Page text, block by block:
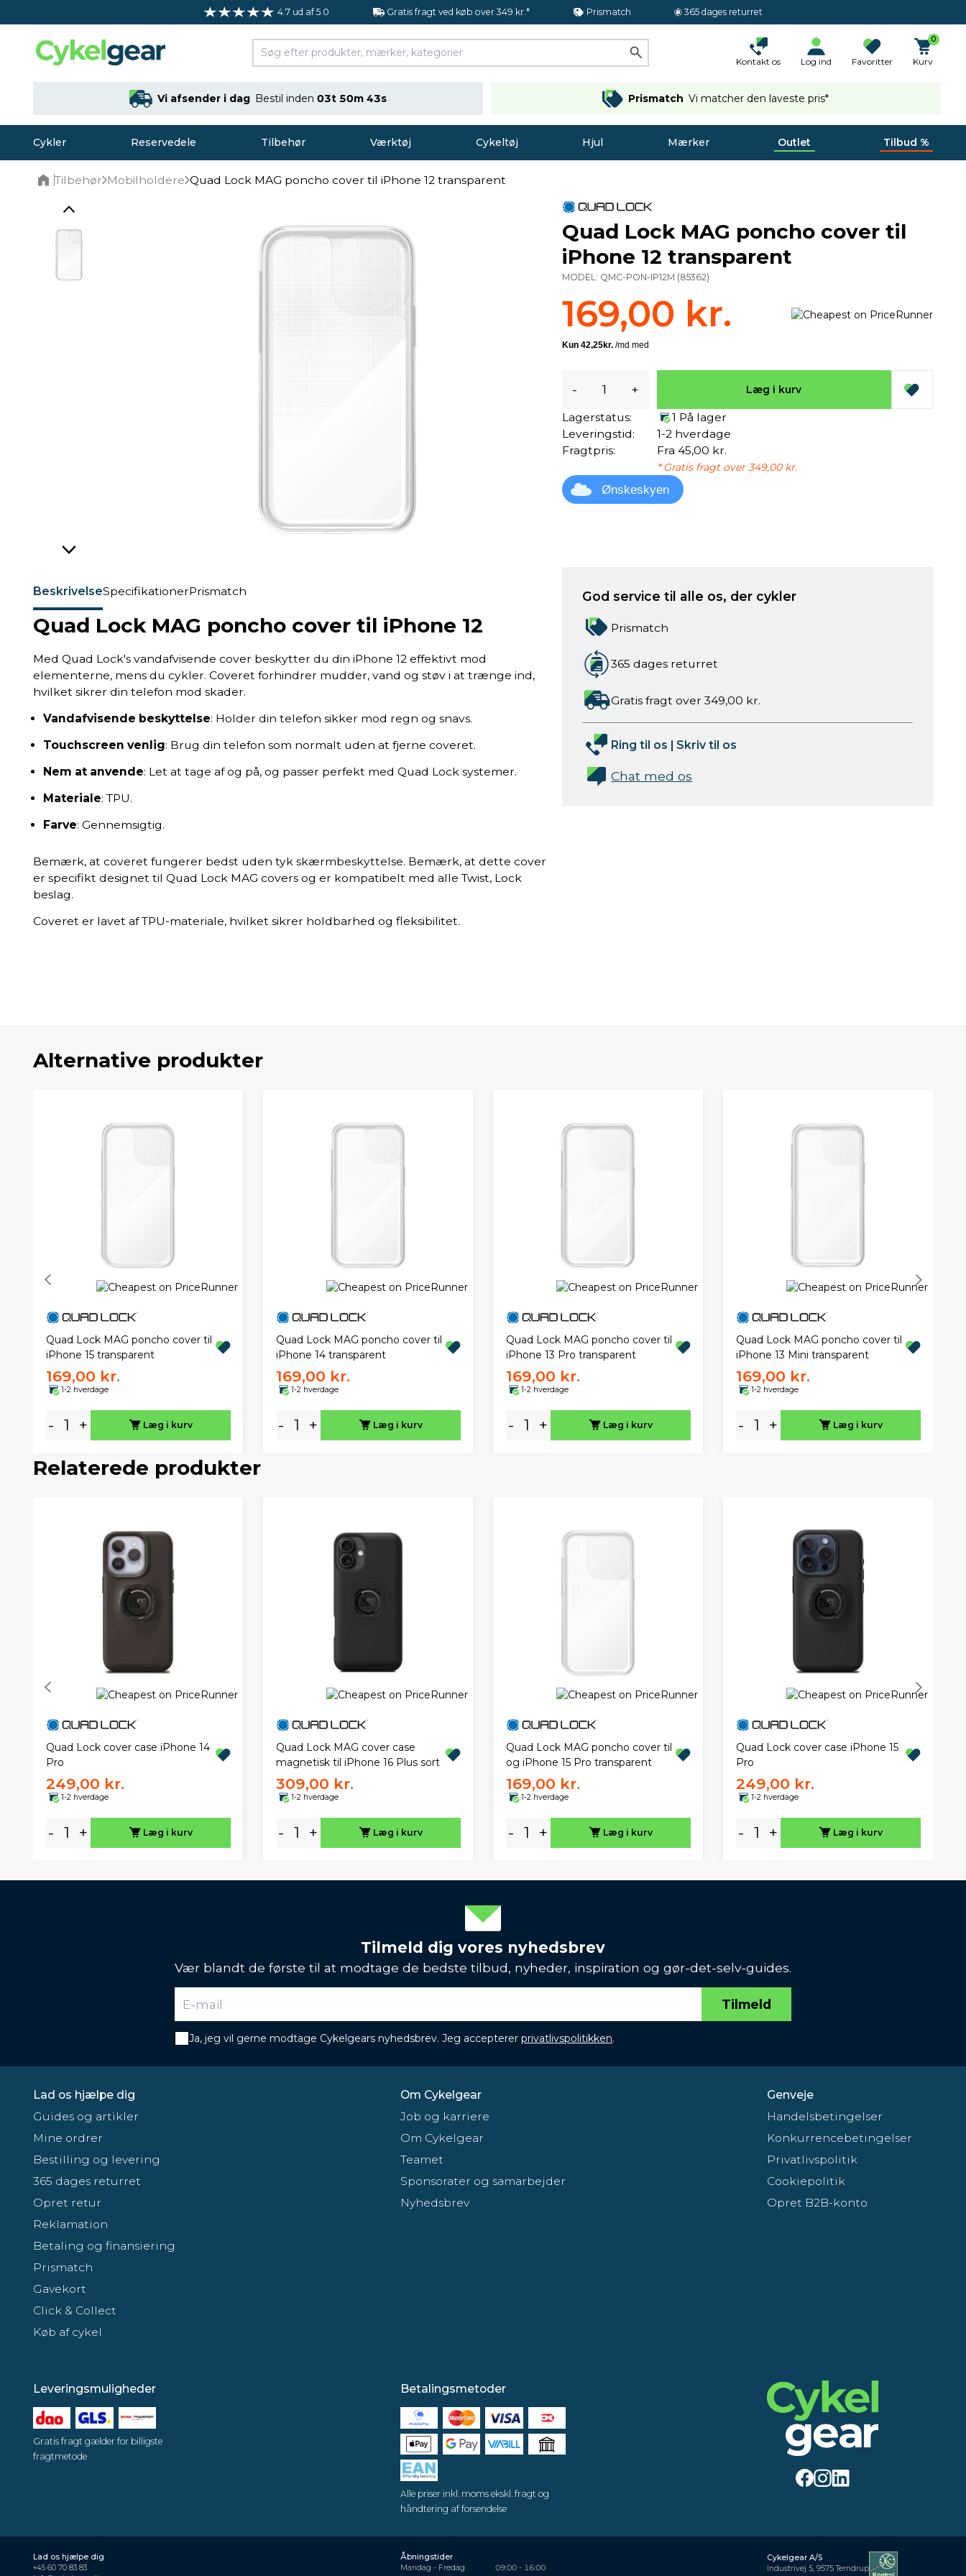
4.7 ud af 5.0 Gratis fragt ved køb over 349 kr.* Prismatch 365 dages returret
Kontakt os Log ind Favoritter
0
Kurv
Vi afsender i dag Bestil inden03t 50m 43s Prismatch Vi matcher den laveste pris*
Cykler Reservedele Tilbehør Værktøj Cykeltøj Hjul Mærker Outlet Tilbud %
Tilbehør Mobilholdere Quad Lock MAG poncho cover til iPhone 12 transparent
BeskrivelseSpecifikationerPrismatch
Quad Lock MAG poncho cover til iPhone 12
Med Quad Lock's vandafvisende cover beskytter du din iPhone 12 effektivt mod
elementerne, mens du cykler. Coveret forhindrer mudder, vand og støv i at trænge ind,
hvilket sikrer din telefon mod skader.
Vandafvisende beskyttelse: Holder din telefon sikker mod regn og snavs.
Touchscreen venlig: Brug din telefon som normalt uden at fjerne coveret.
Nem at anvende: Let at tage af og på, og passer perfekt med Quad Lock systemer.
Materiale: TPU.
Farve: Gennemsigtig.
Bemærk, at coveret fungerer bedst uden tyk skærmbeskyttelse. Bemærk, at dette cover
er specifikt designet til Quad Lock MAG covers og er kompatibelt med alle Twist, Lock
beslag.
Coveret er lavet af TPU-materiale, hvilket sikrer holdbarhed og fleksibilitet.
Quad Lock MAG poncho cover til
iPhone 12 transparent
MODEL: QMC-PON-IP12M (85362)
169,00 kr.
- + Læg i kurv
Lagerstatus:
1 På lager
Leveringstid:
1-2 hverdage
Fragtpris:
Fra 45,00 kr.
* Gratis fragt over 349,00 kr.
Ønskeskyen
God service til alle os, der cykler
Prismatch
365 dages returret
Gratis fragt over 349,00 kr.
Ring til os | Skriv til os
Chat med os
Alternative produkter
Quad Lock MAG poncho cover til
iPhone 15 transparent
169,00 kr.
1-2 hverdage
- + Læg i kurv
Quad Lock MAG poncho cover til
iPhone 14 transparent
169,00 kr.
1-2 hverdage
- + Læg i kurv
Quad Lock MAG poncho cover til
iPhone 13 Pro transparent
169,00 kr.
1-2 hverdage
- + Læg i kurv
Quad Lock MAG poncho cover til
iPhone 13 Mini transparent
169,00 kr.
1-2 hverdage
- + Læg i kurv
Relaterede produkter
Quad Lock cover case iPhone 14
Pro
249,00 kr.
1-2 hverdage
- + Læg i kurv
Quad Lock MAG cover case
magnetisk til iPhone 16 Plus sort
309,00 kr.
1-2 hverdage
- + Læg i kurv
Quad Lock MAG poncho cover til
og iPhone 15 Pro transparent
169,00 kr.
1-2 hverdage
- + Læg i kurv
Quad Lock cover case iPhone 15
Pro
249,00 kr.
1-2 hverdage
- + Læg i kurv
Tilmeld dig vores nyhedsbrev
Vær blandt de første til at modtage de bedste tilbud, nyheder, inspiration og gør-det-selv-guides.
Tilmeld
Ja, jeg vil gerne modtage Cykelgears nyhedsbrev. Jeg accepterer privatlivspolitikken.
Lad os hjælpe dig
Guides og artikler
Mine ordrer
Bestilling og levering
365 dages returret
Opret retur
Reklamation
Betaling og finansiering
Prismatch
Gavekort
Click & Collect
Køb af cykel
Om Cykelgear
Job og karriere
Om Cykelgear
Teamet
Sponsorater og samarbejder
Nyhedsbrev
Genveje
Handelsbetingelser
Konkurrencebetingelser
Privatlivspolitik
Cookiepolitik
Opret B2B-konto
Leveringsmuligheder
Gratis fragt gælder for billigste
fragtmetode
Betalingsmetoder
Alle priser inkl. moms ekskl. fragt og
håndtering af forsendelse
Lad os hjælpe dig
+45 60 70 83 83
Åbningstider
Mandag - Fredag
09:00 - 16:00
Cykelgear A/S
Industrivej 5, 9575 Terndrup